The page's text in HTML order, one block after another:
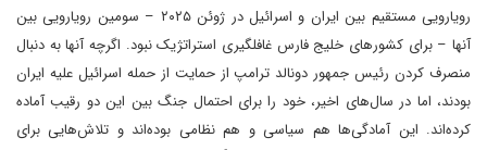
رویارویی مستقیم بین ایران و اسرائیل در ژوئن ۲۰۲۵ – سومین رویارویی بین
آنها – برای کشورهای خلیج فارس غافلگیری استراتژیک نبود. اگرچه آنها به دنبال
منصرف کردن رئیس جمهور دونالد ترامپ از حمایت از حمله اسرائیل علیه ایران
بودند، اما در سال‌های اخیر، خود را برای احتمال جنگ بین این دو رقیب آماده
کرده‌اند. این آمادگی‌ها هم سیاسی و هم نظامی بوده‌اند و تلاش‌هایی برای